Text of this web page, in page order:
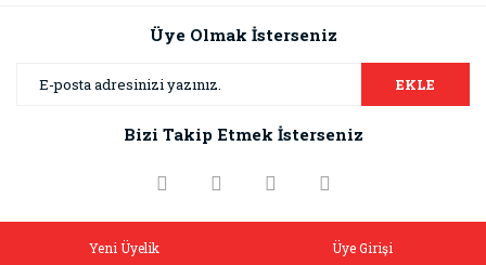
Görüş ve önerileriniz için teşekkür ederiz.
Ürün resmi kalitesiz, bozuk veya görüntülenemiyor.
Ürün bilgilerinde hatalar bulunuyor.
Üye Olmak İsterseniz
EKLE
Bizi Takip Etmek İsterseniz
Yeni Üyelik Üye Girişi